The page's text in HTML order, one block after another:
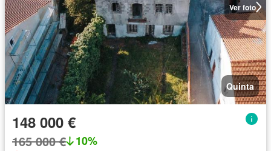
Ver foto
Quinta
148 000 €
165 000 € 10%